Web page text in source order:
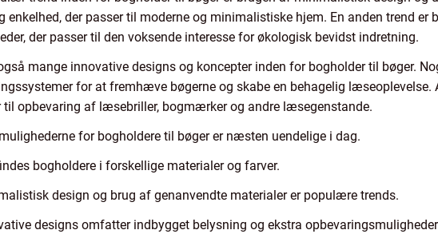
enkelhed, der passer til moderne og minimalistiske hjem. En anden trend
der passer til den voksende interesse for økologisk bevidst indretning.
mange innovative designs og koncepter inden for bogholder til bøger.
for at fremhæve bøgerne og skabe en behagelig læseoplevelse.
til opbevaring af læsebriller, bogmærker og andre læsegenstande.
for bogholdere til bøger er næsten uendelige i dag.
bogholdere i forskellige materialer og farver.
design og brug af genanvendte materialer er populære trends.
designs omfatter indbygget belysning og ekstra